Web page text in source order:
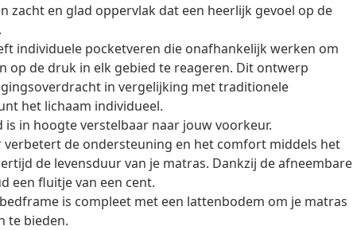
zacht en glad oppervlak dat een heerlijk gevoel op de
individuele pocketveren die onafhankelijk werken om
de druk in elk gebied te reageren. Dit ontwerp
in vergelijking met traditionele
het lichaam individueel.
in hoogte verstelbaar naar jouw voorkeur.
de ondersteuning en het comfort middels het
de levensduur van je matras. Dankzij de afneembare
een fluitje van een cent.
is compleet met een lattenbodem om je matras
te bieden.